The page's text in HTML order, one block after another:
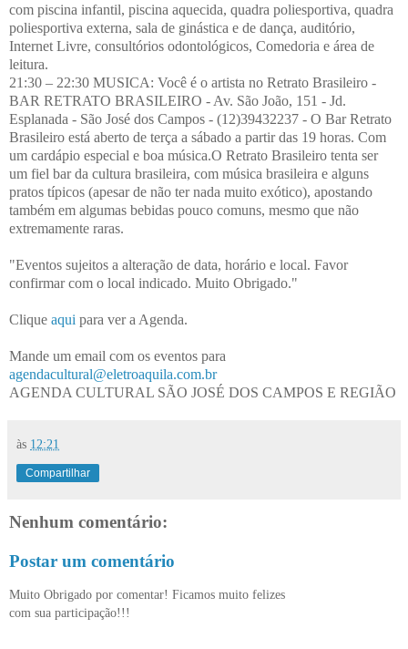
com piscina infantil, piscina aquecida, quadra poliesportiva, quadra
poliesportiva externa, sala de ginástica e de dança, auditório,
Internet Livre, consultórios odontológicos, Comedoria e área de
leitura.
21:30 – 22:30 MUSICA: Você é o artista no Retrato Brasileiro -
BAR RETRATO BRASILEIRO - Av. São João, 151 - Jd.
Esplanada - São José dos Campos - (12)39432237 - O Bar Retrato
Brasileiro está aberto de terça a sábado a partir das 19 horas. Com
um cardápio especial e boa música.O Retrato Brasileiro tenta ser
um fiel bar da cultura brasileira, com música brasileira e alguns
pratos típicos (apesar de não ter nada muito exótico), apostando
também em algumas bebidas pouco comuns, mesmo que não
extremamente raras.
"Eventos sujeitos a alteração de data, horário e local. Favor
confirmar com o local indicado. Muito Obrigado."
Clique aqui para ver a Agenda.
Mande um email com os eventos para
agendacultural@eletroaquila.com.br
AGENDA CULTURAL SÃO JOSÉ DOS CAMPOS E REGIÃO
às 12:21
Compartilhar
Nenhum comentário:
Postar um comentário
Muito Obrigado por comentar! Ficamos muito felizes
com sua participação!!!